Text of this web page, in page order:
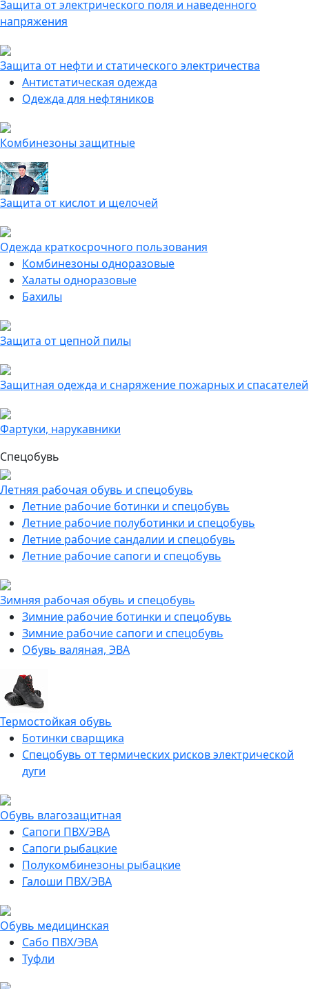
Защита от электрического поля и наведенного
напряжения
Защита от нефти и статического электричества
Антистатическая одежда
Одежда для нефтяников
Комбинезоны защитные
Защита от кислот и щелочей
Одежда краткосрочного пользования
Комбинезоны одноразовые
Халаты одноразовые
Бахилы
Защита от цепной пилы
Защитная одежда и снаряжение пожарных и спасателей
Фартуки, нарукавники
Спецобувь
Летняя рабочая обувь и спецобувь
Летние рабочие ботинки и спецобувь
Летние рабочие полуботинки и спецобувь
Летние рабочие сандалии и спецобувь
Летние рабочие сапоги и спецобувь
Зимняя рабочая обувь и спецобувь
Зимние рабочие ботинки и спецобувь
Зимние рабочие сапоги и спецобувь
Обувь валяная, ЭВА
Термостойкая обувь
Ботинки сварщика
Спецобувь от термических рисков электрической
дуги
Обувь влагозащитная
Сапоги ПВХ/ЭВА
Сапоги рыбацкие
Полукомбинезоны рыбацкие
Галоши ПВХ/ЭВА
Обувь медицинская
Сабо ПВХ/ЭВА
Туфли